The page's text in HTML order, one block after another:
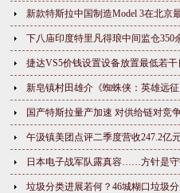
新款特斯拉中国制造Model 3在北京
下八庙印度特里凡得琅中间监仓350
捷达VS5价钱设置设备放置最低若
新皂镇村田雄介《蜘蛛侠：英雄远
国产特斯拉量产加速 对供给链对竞
午汲镇美团点评二季度营收247.2亿
日本电子战军队露真容……方针是
垃圾分类进展若何？46城糊口垃圾